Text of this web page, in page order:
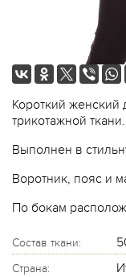
Короткий женский
трикотажной ткани.
Выполнен в
Воротник, пояс и
По бокам
Состав ткани:
Страна: